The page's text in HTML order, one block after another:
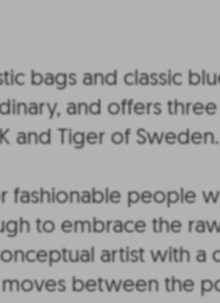
bags and classic
and offers
and Tiger of Sweden.
fashionable people
to embrace the
artist with a
between the